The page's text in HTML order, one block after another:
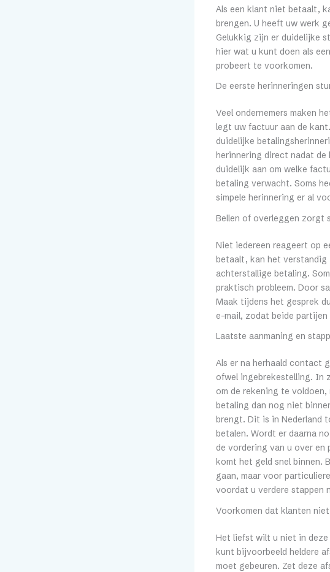
Als een klant niet betaalt,
brengen. U heeft uw werk
Gelukkig zijn er duidelijke
hier wat u kunt doen als
probeert te voorkomen.
De eerste herinneringen
Veel ondernemers maken
legt uw factuur aan de
duidelijke
herinnering direct nadat
duidelijk aan om welke
betaling verwacht. Soms
simpele herinnering er al
Bellen of overleggen zorgt
Niet iedereen reageert op
betaalt, kan het verstandig
achterstallige betaling.
praktisch probleem. Door
Maak tijdens het gesprek
e-mail, zodat beide
Laatste aanmaning en
Als er na herhaald contact
ofwel ingebrekestelling. In
om de rekening te
betaling dan nog niet
brengt. Dit is in Nederland
betalen. Wordt er daarna
de vordering van u over
komt het geld snel binnen.
gaan, maar voor
voordat u verdere stappen
Voorkomen dat klanten
Het liefst wilt u niet in
kunt bijvoorbeeld heldere
moet gebeuren. Zet deze